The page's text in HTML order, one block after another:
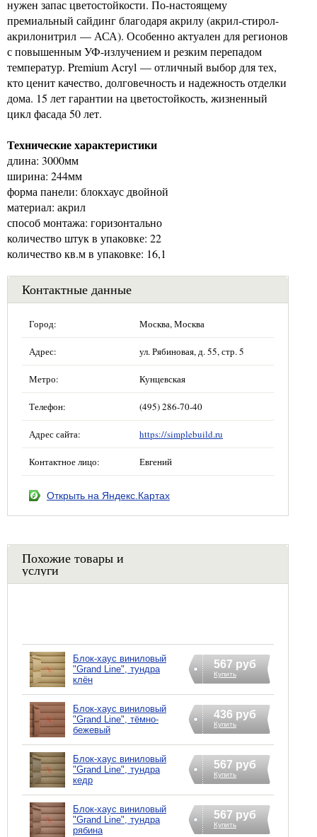
нужен запас цветостойкости. По-настоящему
премиальный сайдинг благодаря акрилу (акрил-стирол-
акрилонитрил — АСА). Особенно актуален для регионов
с повышенным УФ-излучением и резким перепадом
температур. Premium Acryl — отличный выбор для тех,
кто ценит качество, долговечность и надежность отделки
дома. 15 лет гарантии на цветостойкость, жизненный
цикл фасада 50 лет.
Технические характеристики
длина: 3000мм
ширина: 244мм
форма панели: блокхаус двойной
материал: акрил
способ монтажа: горизонтально
количество штук в упаковке: 22
количество кв.м в упаковке: 16,1
Контактные данные
Город: Москва, Москва
Адрес: ул. Рябиновая, д. 55, стр. 5
Метро: Кунцевская
Телефон: (495) 286-70-40
Адрес сайта: https://simplebuild.ru
Контактное лицо: Евгений
Открыть на Яндекс.Картах
Похожие товары и
услуги
Блок-хаус виниловый
"Grand Line", тундра
клён
567 руб
Купить
Блок-хаус виниловый
"Grand Line", тёмно-
бежевый
436 руб
Купить
Блок-хаус виниловый
"Grand Line", тундра
кедр
567 руб
Купить
Блок-хаус виниловый
"Grand Line", тундра
рябина
567 руб
Купить